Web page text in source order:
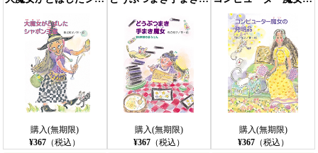
購入(無期限)
¥367 （税込）
購入(無期限)
¥367（税込）
購入(無期限)
¥367（税込）